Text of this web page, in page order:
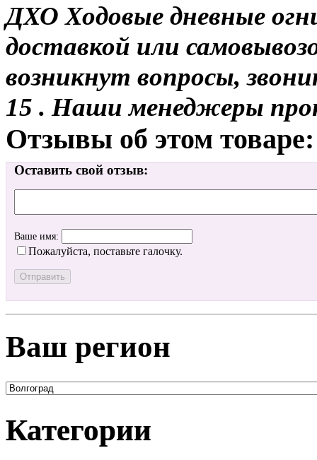
ДХО Ходовые дневные
доставкой или
возникнут вопросы,
15 . Наши менеджеры
Отзывы об этом товаре:
Оставить свой отзыв:
Ваше имя:
Пожалуйста, поставьте галочку.
Ваш регион
Категории